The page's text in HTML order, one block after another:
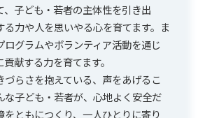
、子ども・若者の主体性を引き出
る力や人を思いやる心を育てます。ま
ログラムやボランティア活動を通じ
献する力を育てます。
づらさを抱えている、声をあげるこ
な子ども・若者が、心地よく安全だ
をともにつくり、一人ひとりに寄り